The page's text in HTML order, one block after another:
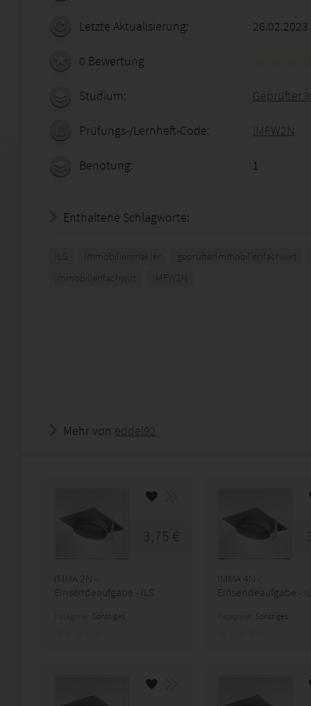
Letzte Aktualisierung: 26.02.2023
0 Bewertung
Studium: Geprüfter
Prüfungs-/Lernheft-Code: IMFW2N
Benotung: 1
Enthaltene Schlagworte:
ILS Immobilienmakler
geprüfterImmobilienfachwirt
Immobilienfachwirt
IMFW2N
Mehr von eddel92
3,75 €
IMMA 2N -
Einsendeaufgabe - ILS
Sonstiges
IMMA 4N -
Einsendeaufgabe -
Sonstiges